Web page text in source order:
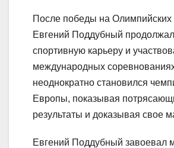
После победы на Олимпийских
Евгений Поддубный
спортивную карьеру и
международных
неоднократно становился
Европы, показывая
результаты и доказывая свое
Евгений Поддубный завоевал